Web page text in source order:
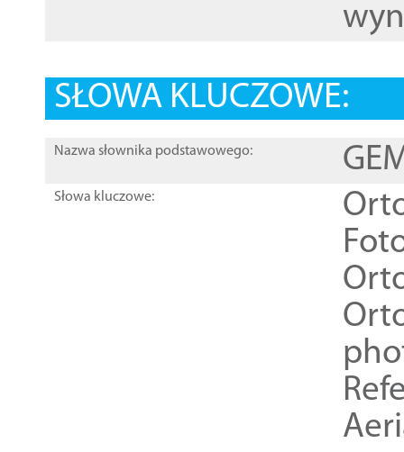
SŁOWA KLUCZOWE:
Nazwa słownika podstawowego:
Słowa kluczowe: